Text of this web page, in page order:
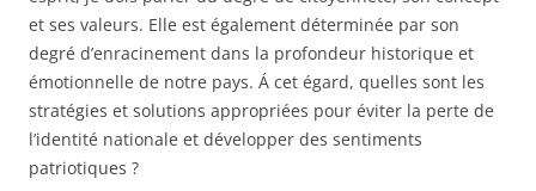
et ses valeurs. Elle est également déterminée par son
degré d’enracinement dans la profondeur historique et
émotionnelle de notre pays. Á cet égard, quelles sont les
stratégies et solutions appropriées pour éviter la perte de
l’identité nationale et développer des sentiments
patriotiques ?